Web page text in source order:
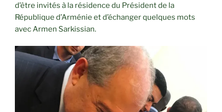
d’être invités à la résidence du Président de la
République d’Arménie et d’échanger quelques mots
avec Armen Sarkissian.